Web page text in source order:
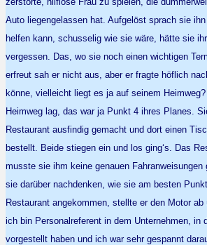
Auto liegengelassen hat. Aufgelöst sprach sie
helfen kann, schusselig wie sie wäre, hätte sie
vergessen. Das, wo sie noch einen wichtigen
erfreut sah er nicht aus, aber er fragte höflich
könne, vielleicht liegt es ja auf seinem
Heimweg lag, das war ja Punkt 4 ihres Planes.
Restaurant ausfindig gemacht und dort einen
bestellt. Beide stiegen ein und los ging‘s. Das
musste sie ihm keine genauen Fahranweisungen
sie darüber nachdenken, wie sie am besten
Restaurant angekommen, stellte er den Motor
ich bin Personalreferent in dem Unternehmen, in
vorgestellt haben und ich war sehr gespannt